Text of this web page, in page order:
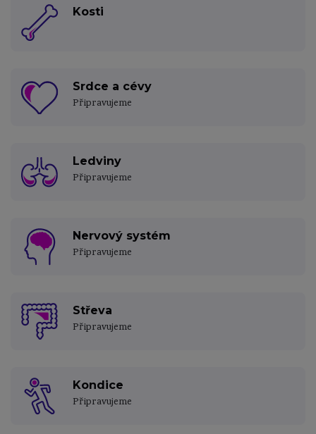
Kosti
Srdce a cévy
Připravujeme
Ledviny
Připravujeme
Nervový systém
Připravujeme
Střeva
Připravujeme
Kondice
Připravujeme